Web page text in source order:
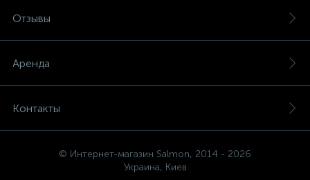
Отзывы
Аренда
Контакты
© Интернет-магазин Salmon, 2014 - 2026
Украина, Киев